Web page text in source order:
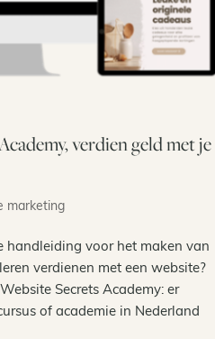
verdien geld met je
marketing
handleiding voor het maken van
verdienen met een website?
Secrets Academy: er
of academie in Nederland